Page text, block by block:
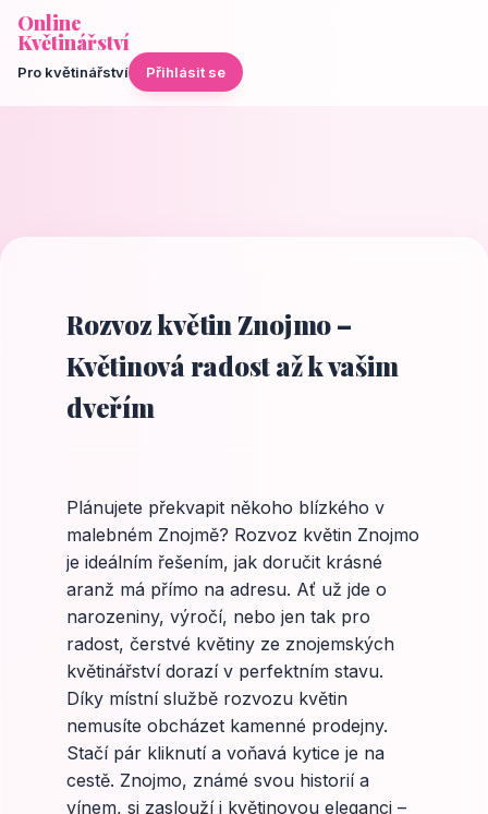
Online
Květinářství
Pro květinářství Přihlásit se
Rozvoz květin Znojmo –
Květinová radost až k vašim
dveřím
Plánujete překvapit někoho blízkého v
malebném Znojmě? Rozvoz květin Znojmo
je ideálním řešením, jak doručit krásné
aranž má přímo na adresu. Ať už jde o
narozeniny, výročí, nebo jen tak pro
radost, čerstvé květiny ze znojemských
květinářství dorazí v perfektním stavu.
Díky místní službě rozvozu květin
nemusíte obcházet kamenné prodejny.
Stačí pár kliknutí a voňavá kytice je na
cestě. Znojmo, známé svou historií a
vínem, si zaslouží i květinovou eleganci –